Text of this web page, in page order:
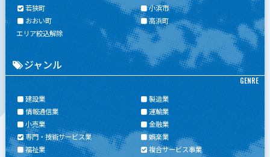
若狭町
小浜市
おおい町
高浜町
エリア絞込解除
ジャンル
GENRE
建設業
製造業
情報通信業
運輸業
小売業
金融業
専門・技術サービス業
娯楽業
福祉業
複合サービス事業